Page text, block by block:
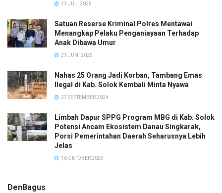
11 JULI 2025
Satuan Reserse Kriminal Polres Mentawai
Menangkap Pelaku Penganiayaan Terhadap
Anak Dibawa Umur
21 JUNI 2025
Nahas 25 Orang Jadi Korban, Tambang Emas
Ilegal di Kab. Solok Kembali Minta Nyawa
27 SEPTEMBER 2024
Limbah Dapur SPPG Program MBG di Kab. Solok
Potensi Ancam Ekosistem Danau Singkarak,
Porsi Pemerintahan Daerah Seharusnya Lebih
Jelas
16 OKTOBER 2025
DenBagus